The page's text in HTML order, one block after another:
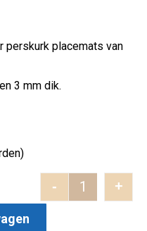
perskurk placemats van
3 mm dik.
- +